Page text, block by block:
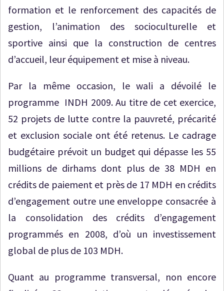
formation et le renforcement des capacités de
gestion, l’animation des socioculturelle et
sportive ainsi que la construction de centres
d’accueil, leur équipement et mise à niveau.
Par la même occasion, le wali a dévoilé le
programme INDH 2009. Au titre de cet exercice,
52 projets de lutte contre la pauvreté, précarité
et exclusion sociale ont été retenus. Le cadrage
budgétaire prévoit un budget qui dépasse les 55
millions de dirhams dont plus de 38 MDH en
crédits de paiement et près de 17 MDH en crédits
d’engagement outre une enveloppe consacrée à
la consolidation des crédits d’engagement
programmés en 2008, d’où un investissement
global de plus de 103 MDH.
Quant au programme transversal, non encore